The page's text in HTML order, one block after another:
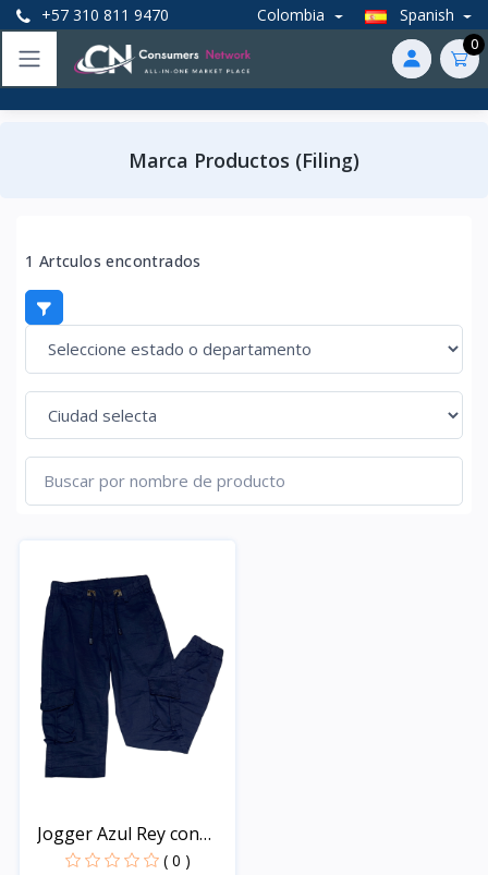
+57 310 811 9470 Colombia Spanish
0
Marca Productos (Filing)
1 Artculos encontrados
Jogger Azul Rey con
bol...
( 0 )